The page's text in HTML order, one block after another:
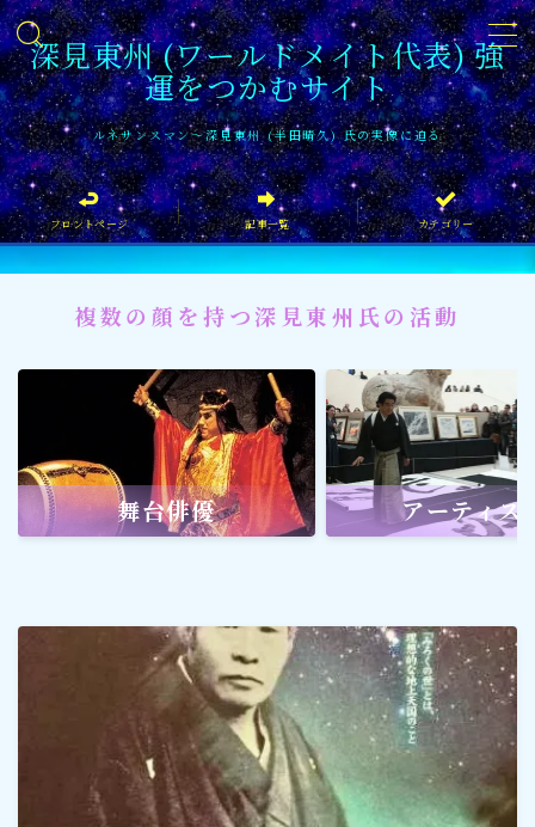
深見東州 (ワールドメイト代表) 強
運をつかむサイト
ルネサンスマン〜深見東州 (半田晴久) 氏の実像に迫る
MENU
フロントページ
記事一覧
イベント情報
企業家
文化・芸術活動
社会貢献 社会貢献
メディア・ネット
深見東州 (半田晴久)
フロントページ 記事一覧 カテゴリー
複数の顔を持つ深見東州氏の活動
舞台俳優 アーティス